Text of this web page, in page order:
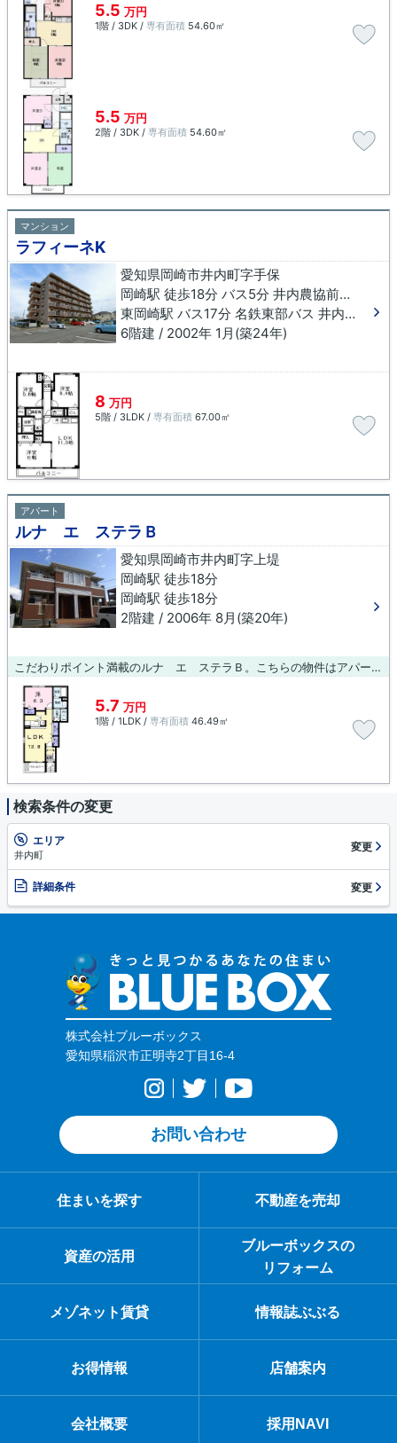
5.5 万円
1階 / 3DK / 専有面積 54.60㎡
5.5 万円
2階 / 3DK / 専有面積 54.60㎡
マンション
ラフィーネK
愛知県岡崎市井内町字手保
岡崎駅 徒歩18分 バス5分 井内農協前下車 徒歩4分
東岡崎駅 バス17分 名鉄東部バス 井内農協前下車 徒歩4分
6階建 / 2002年 1月(築24年)
8 万円
5階 / 3LDK / 専有面積 67.00㎡
アパート
ルナ エ ステラＢ
愛知県岡崎市井内町字上堤
岡崎駅 徒歩18分
岡崎駅 徒歩18分
2階建 / 2006年 8月(築20年)
こだわりポイント満載のルナ エ ステラＢ。こちらの物件はアパートです。岡崎市内の物件情報をお求めなら、お気軽に当社へご連絡下さい。地域に密着しているので、確かな賃貸情報と地域情報をご提供いたします。ご安心して当社にお任せ下さい。
5.7 万円
1階 / 1LDK / 専有面積 46.49㎡
検索条件の変更
エリア
井内町
変更
詳細条件 変更
株式会社ブルーボックス
愛知県稲沢市正明寺2丁目16-4
お問い合わせ
住まいを探す 不動産を売却
資産の活用
ブルーボックスの
リフォーム
メゾネット賃貸 情報誌ぶぶる
お得情報 店舗案内
会社概要 採用NAVI